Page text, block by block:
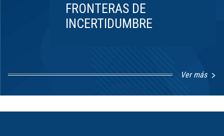
FRONTERAS DE
INCERTIDUMBRE
Ver más
8